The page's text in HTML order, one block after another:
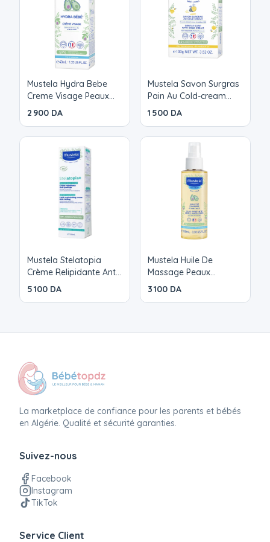
Sa texture riche et fondante pénètre facilement et
laisse une odeur très agréable sur la peau.
Mustela Hydra Bebe
Creme Visage Peaux
Normales 40 ml
2 900 DA
Mustela Savon Surgras
Pain Au Cold-cream
Nutri-protecteur Peau
1 500 DA
Mustela Stelatopia
Crème Relipidante Anti-
Grattage 150ml
5 100 DA
Mustela Huile De
Massage Peaux
Normales 100 ml
3 100 DA
La marketplace de confiance pour les parents et bébés
en Algérie. Qualité et sécurité garanties.
Suivez-nous
Facebook
Instagram
TikTok
Service Client